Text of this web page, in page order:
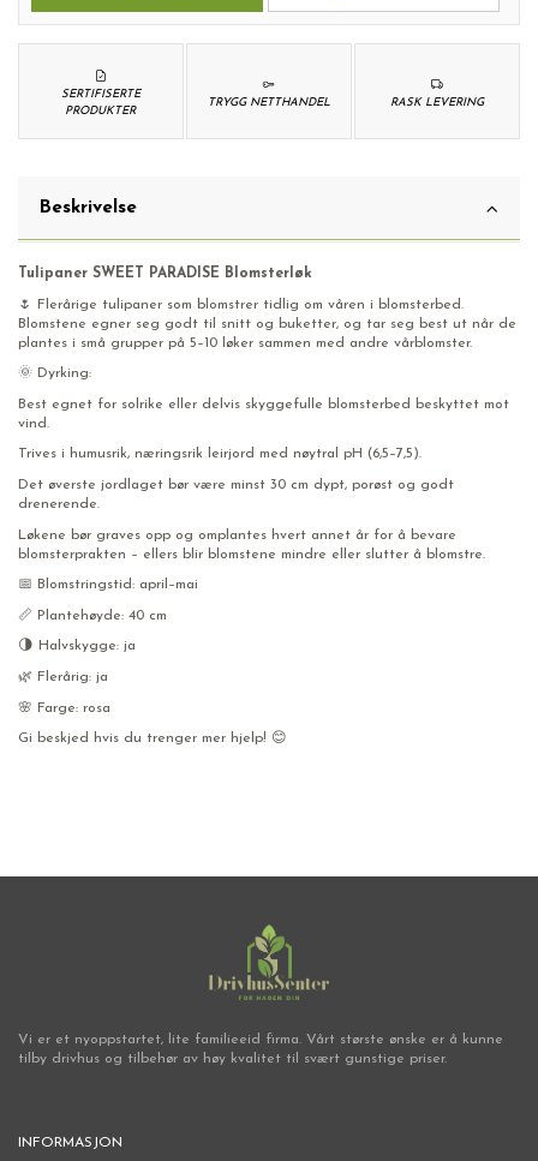
RASK LEVERING
TRYGG NETTHANDEL
SERTIFISERTE
PRODUKTER
Beskrivelse
Tulipaner SWEET PARADISE Blomsterløk
🌷 Flerårige tulipaner som blomstrer tidlig om våren i blomsterbed.
Blomstene egner seg godt til snitt og buketter, og tar seg best ut når de
plantes i små grupper på 5–10 løker sammen med andre vårblomster.
🌞 Dyrking:
Best egnet for solrike eller delvis skyggefulle blomsterbed beskyttet mot
vind.
Trives i humusrik, næringsrik leirjord med nøytral pH (6,5–7,5).
Det øverste jordlaget bør være minst 30 cm dypt, porøst og godt
drenerende.
Løkene bør graves opp og omplantes hvert annet år for å bevare
blomsterprakten – ellers blir blomstene mindre eller slutter å blomstre.
📅 Blomstringstid: april–mai
📏 Plantehøyde: 40 cm
🌗 Halvskygge: ja
🌿 Flerårig: ja
🌸 Farge: rosa
Gi beskjed hvis du trenger mer hjelp! 😊
Vi er et nyoppstartet, lite familieeid firma. Vårt største ønske er å kunne
tilby drivhus og tilbehør av høy kvalitet til svært gunstige priser.
INFORMASJON